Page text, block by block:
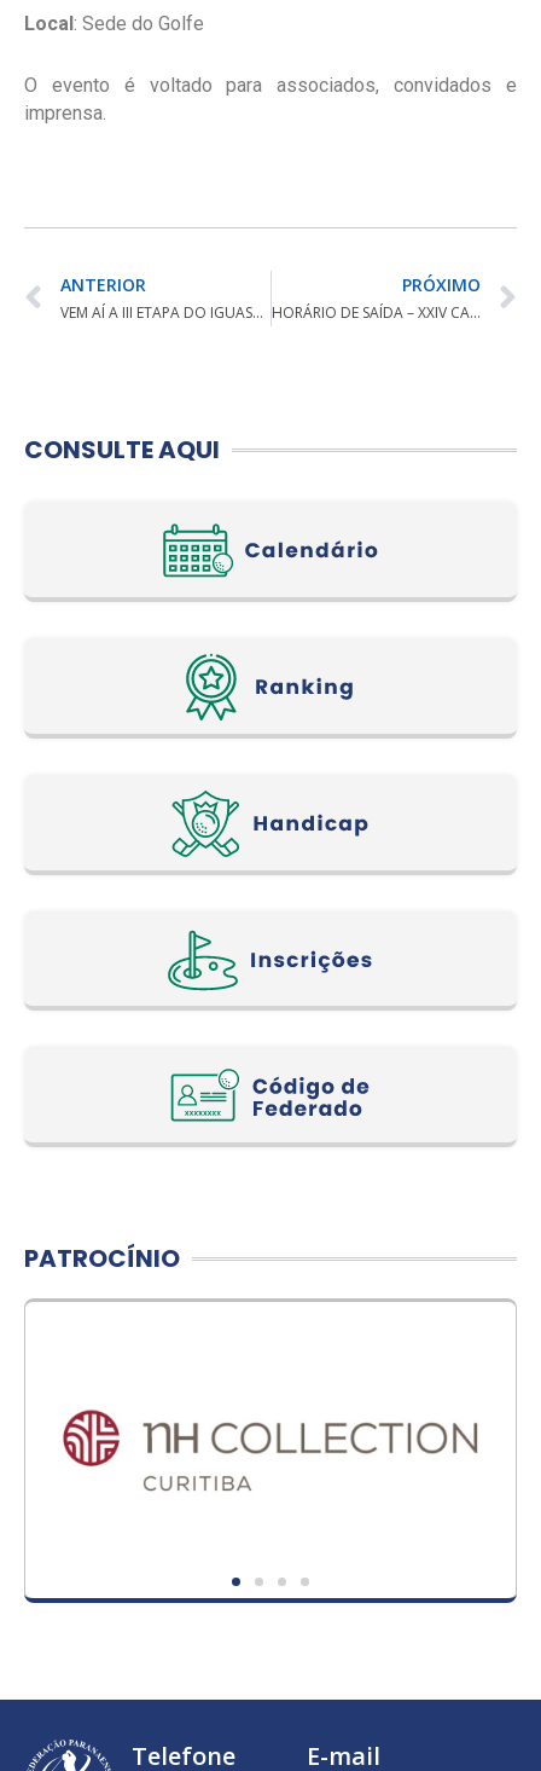
Local: Sede do Golfe
O evento é voltado para associados, convidados e
imprensa.
ANTERIOR
VEM AÍ A III ETAPA DO IGUASSU GOLF TOUR
PRÓXIMO
HORÁRIO DE SAÍDA – XXIV CAMPEONATO ABERTO DO NORTE DO PARANÁ
CONSULTE AQUI
PATROCÍNIO
Telefone E-mail